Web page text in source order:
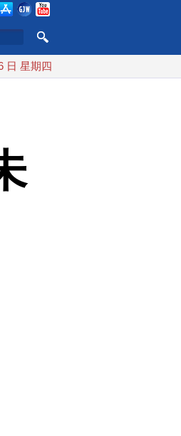
紅海戰火續升溫 也門胡塞武裝稱又襲
日 星期四